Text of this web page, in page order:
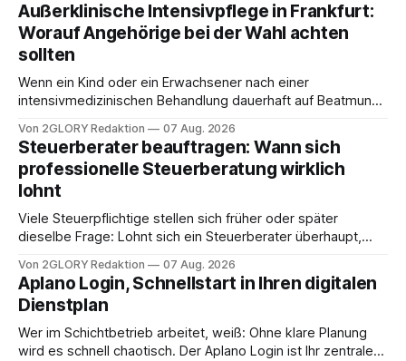
Außerklinische Intensivpflege in Frankfurt:
Worauf Angehörige bei der Wahl achten
sollten
Wenn ein Kind oder ein Erwachsener nach einer
intensivmedizinischen Behandlung dauerhaft auf Beatmung
angewiesen ist, stellt sich für Familien eine schwierige
Frage: Muss die Versorgung dauerhaft in der Klinik bleiben –
oder ist ein Leben zu Hause möglich? Die außerklinische
Intensivpflege bietet genau diese Alternative: Sie
Von 2GLORY Redaktion 07 Aug. 2026
Steuerberater beauftragen: Wann sich
professionelle Steuerberatung wirklich
lohnt
Viele Steuerpflichtige stellen sich früher oder später
dieselbe Frage: Lohnt sich ein Steuerberater überhaupt,
erledigen? Die kurze Antwort: Bei einfachen
Einkommensverhältnissen reicht häufig eine Steuersoftware
aus – sobald jedoch mehrere Einkunftsarten
zusammentreffen oder größere finanzielle Veränderungen
anstehen, zahlt sich professionelle Unterstützung meist
Von 2GLORY Redaktion 07 Aug. 2026
Aplano Login, Schnellstart in Ihren digitalen
Dienstplan
Wer im Schichtbetrieb arbeitet, weiß: Ohne klare Planung
wird es schnell chaotisch. Der Aplano Login ist Ihr zentraler